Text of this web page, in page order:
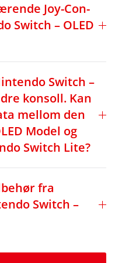
Joy-Con-
Switch – OLED
Switch –
konsoll. Kan
mellom den
Model og
Switch Lite?
fra
Switch –